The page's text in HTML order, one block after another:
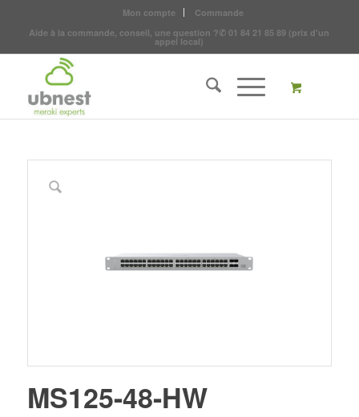
Mon compte
Commande
Aide à la commande, conseil, une question ?✆ 01 84 21 85 89 (prix d'un
appel local)
MS125-48-HW